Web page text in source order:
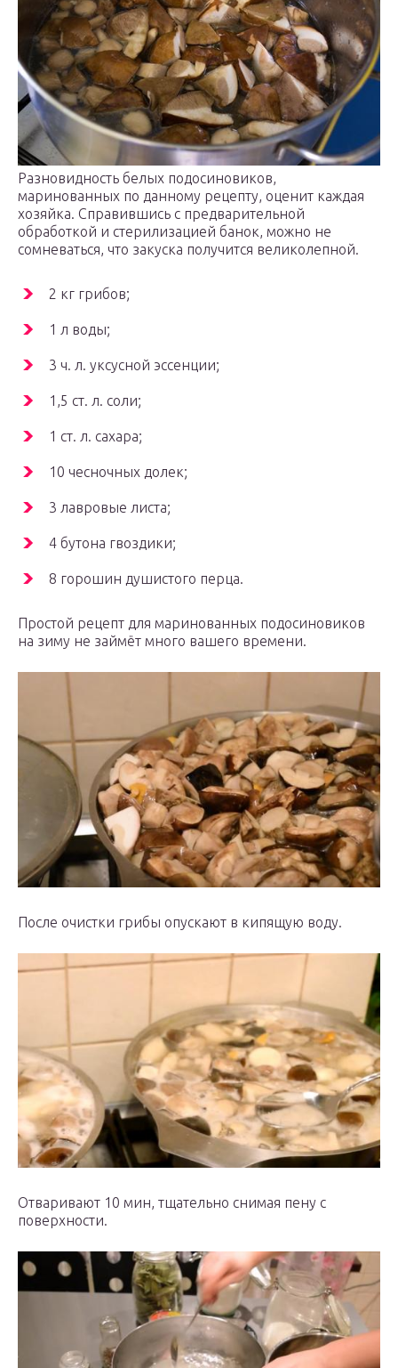
Разновидность белых подосиновиков,
маринованных по данному рецепту, оценит каждая
хозяйка. Справившись с предварительной
обработкой и стерилизацией банок, можно не
сомневаться, что закуска получится великолепной.
2 кг грибов;
1 л воды;
3 ч. л. уксусной эссенции;
1,5 ст. л. соли;
1 ст. л. сахара;
10 чесночных долек;
3 лавровые листа;
4 бутона гвоздики;
8 горошин душистого перца.
Простой рецепт для маринованных подосиновиков
на зиму не займёт много вашего времени.
После очистки грибы опускают в кипящую воду.
Отваривают 10 мин, тщательно снимая пену с
поверхности.